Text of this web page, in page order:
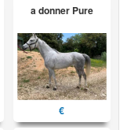
a donner Pure
€